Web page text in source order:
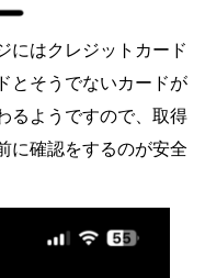
にはクレジットカード
とそうでないカードが
るようですので、取得
に確認をするのが安全